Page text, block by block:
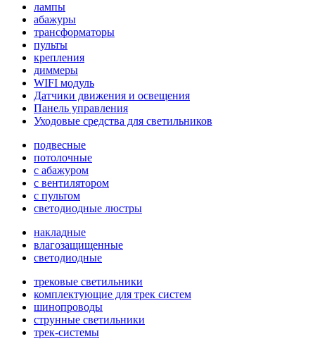
лампы
абажуры
трансформаторы
пульты
крепления
диммеры
WIFI модуль
Датчики движения и освещения
Панель управления
Уходовые средства для светильников
подвесные
потолочные
с абажуром
с вентилятором
с пультом
светодиодные люстры
накладные
влагозащищенные
светодиодные
трековые светильники
комплектующие для трек систем
шинопроводы
струнные светильники
трек-системы